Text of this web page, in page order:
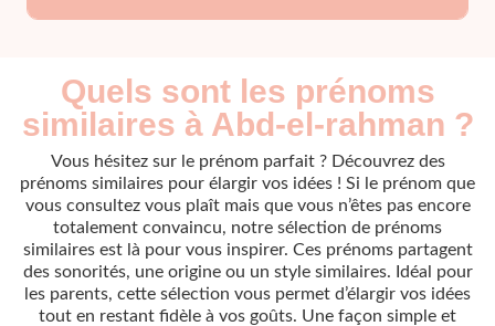
Quels sont les prénoms
similaires à Abd-el-rahman ?
Vous hésitez sur le prénom parfait ? Découvrez des
prénoms similaires pour élargir vos idées ! Si le prénom que
vous consultez vous plaît mais que vous n’êtes pas encore
totalement convaincu, notre sélection de prénoms
similaires est là pour vous inspirer. Ces prénoms partagent
des sonorités, une origine ou un style similaires. Idéal pour
les parents, cette sélection vous permet d’élargir vos idées
tout en restant fidèle à vos goûts. Une façon simple et